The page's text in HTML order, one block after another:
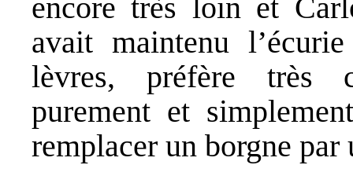
encore très loin et
avait maintenu
lèvres, préfère très
purement et
remplacer un borgne par